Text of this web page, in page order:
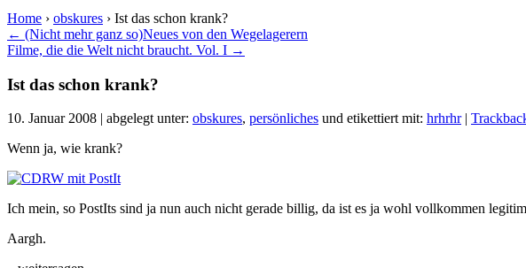
Home › obskures › Ist das schon krank?
← (Nicht mehr ganz so)Neues von den Wegelagerern
Filme, die die Welt nicht braucht. Vol. I →
Ist das schon krank?
10. Januar 2008 | abgelegt unter: obskures, persönliches und etikettiert mit: hrhrhr|
Wenn ja, wie krank?
Ich mein, so PostIts sind ja nun auch nicht gerade billig, da ist es ja wohl vollkommen
Aargh.